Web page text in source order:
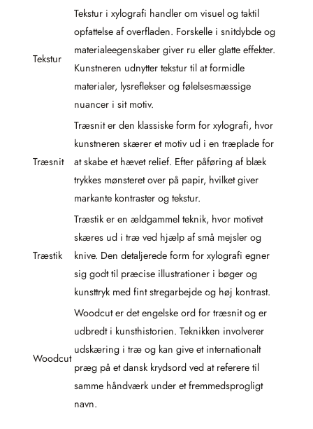
Tekstur
Tekstur i xylografi handler om visuel og taktil
opfattelse af overfladen. Forskelle i snitdybde og
materialeegenskaber giver ru eller glatte effekter.
Kunstneren udnytter tekstur til at formidle
materialer, lysreflekser og følelsesmæssige
nuancer i sit motiv.
Træsnit
Træsnit er den klassiske form for xylografi, hvor
kunstneren skærer et motiv ud i en træplade for
at skabe et hævet relief. Efter påføring af blæk
trykkes mønsteret over på papir, hvilket giver
markante kontraster og tekstur.
Træstik
Træstik er en ældgammel teknik, hvor motivet
skæres ud i træ ved hjælp af små mejsler og
knive. Den detaljerede form for xylografi egner
sig godt til præcise illustrationer i bøger og
kunsttryk med fint stregarbejde og høj kontrast.
Woodcut
Woodcut er det engelske ord for træsnit og er
udbredt i kunsthistorien. Teknikken involverer
udskæring i træ og kan give et internationalt
præg på et dansk krydsord ved at referere til
samme håndværk under et fremmedsprogligt
navn.